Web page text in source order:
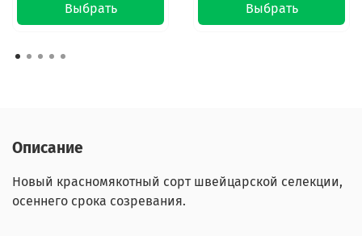
Выбрать Выбрать
Описание
Новый красномякотный сорт швейцарской селекции,
осеннего срока созревания.